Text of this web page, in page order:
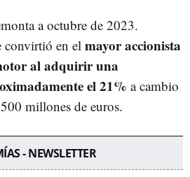
a octubre de 2023.
convirtió en el mayor accionista
al adquirir una
el 21% a cambio
millones de euros.
- NEWSLETTER